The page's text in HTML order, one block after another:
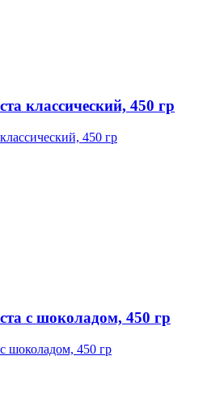
классический, 450 гр
с шоколадом, 450 гр